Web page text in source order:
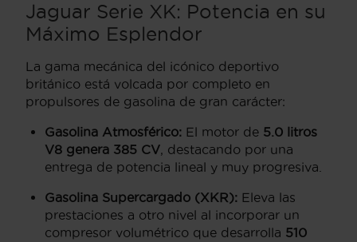
Jaguar Serie XK: Potencia en su
Máximo Esplendor
La gama mecánica del icónico deportivo
británico está volcada por completo en
propulsores de gasolina de gran carácter:
Gasolina Atmosférico: El motor de 5.0 litros
V8 genera 385 CV, destacando por una
entrega de potencia lineal y muy progresiva.
Gasolina Supercargado (XKR): Eleva las
prestaciones a otro nivel al incorporar un
compresor volumétrico que desarrolla 510